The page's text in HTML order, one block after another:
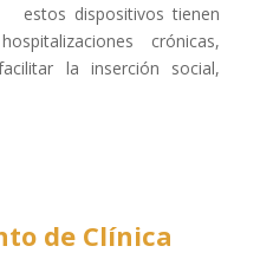
estos dispositivos tienen
crónicas,
la inserción social,
de Clínica